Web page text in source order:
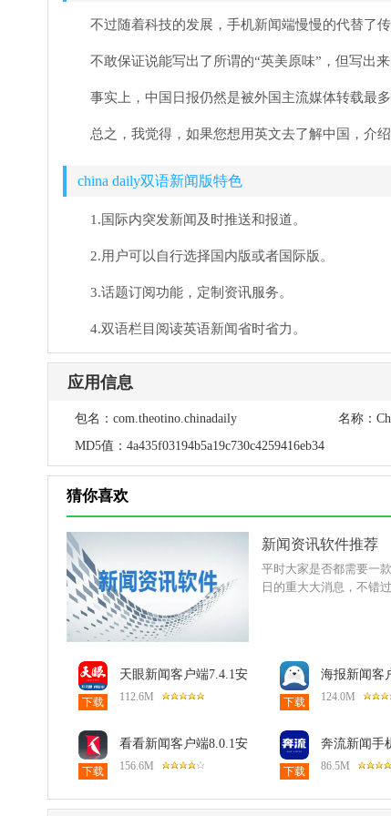
不过随着科技的发展，手机新闻端慢慢的代替了
不敢保证说能写出了所谓的“英美原味”，但写出
事实上，中国日报仍然是被外国主流媒体转载最
总之，我觉得，如果您想用英文去了解中国，介
china daily双语新闻版特色
1.国际内突发新闻及时推送和报道。
2.用户可以自行选择国内版或者国际版。
3.话题订阅功能，定制资讯服务。
4.双语栏目阅读英语新闻省时省力。
应用信息
包名： com.theotino.chinadaily 名称：
MD5值： 4a435f03194b5a19c730c4259416eb34
猜你喜欢
新闻资讯软件推荐
平时大家是否都需要一
日的重大大消息，不错
下载
天眼新闻客户端7.4.1安
卓版
112.6M 下载
海报新闻客
安卓版
124.0M
下载
看看新闻客户端8.0.1安
卓版
156.6M 下载
奔流新闻手
安卓版
86.5M